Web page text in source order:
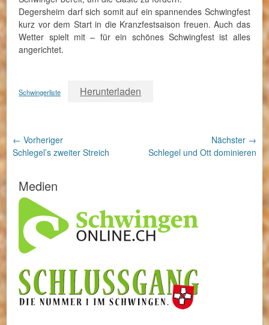
Degersheim darf sich somit auf ein spannendes Schwingfest
kurz vor dem Start in die Kranzfestsaison freuen. Auch das
Wetter spielt mit – für ein schönes Schwingfest ist alles
angerichtet.
Schwingerliste Herunterladen
Beitragsnavigation
← Vorheriger
Vorheriger
Schlegel’s zweiter Streich
Nächster →
Nächster
Schlegel und Ott dominieren
Medien